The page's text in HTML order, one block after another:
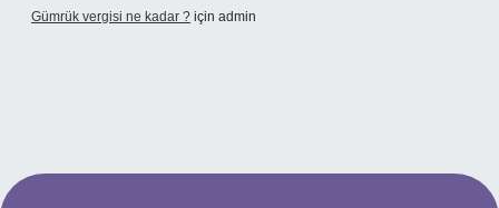
Gümrük vergisi ne kadar ? için admin
giriş adresi